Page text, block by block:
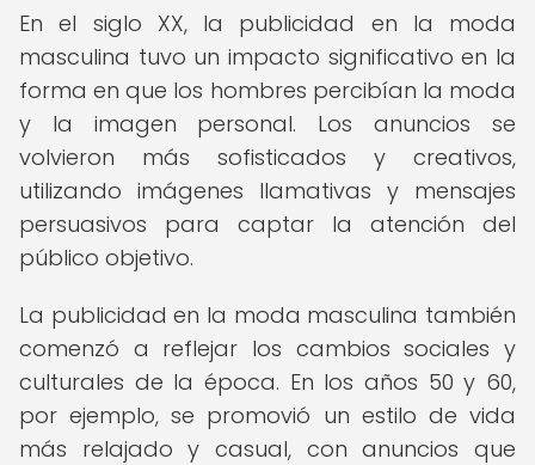
En el siglo XX, la publicidad en la moda
masculina tuvo un impacto significativo en la
forma en que los hombres percibían la moda
y la imagen personal. Los anuncios se
volvieron más sofisticados y creativos,
utilizando imágenes llamativas y mensajes
persuasivos para captar la atención del
público objetivo.
La publicidad en la moda masculina también
comenzó a reflejar los cambios sociales y
culturales de la época. En los años 50 y 60,
por ejemplo, se promovió un estilo de vida
más relajado y casual, con anuncios que